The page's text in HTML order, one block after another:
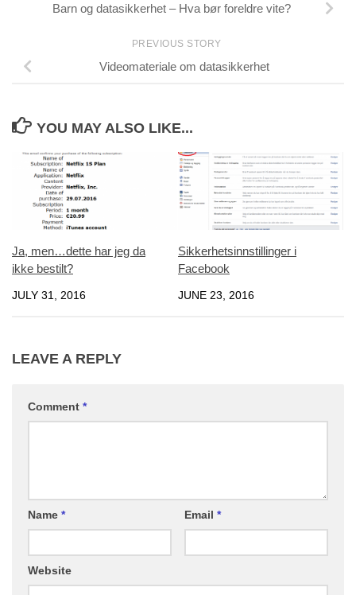
Barn og datasikkerhet – Hva bør foreldre vite?
PREVIOUS STORY
Videomateriale om datasikkerhet
YOU MAY ALSO LIKE...
Ja, men…dette har jeg da
ikke bestilt?
JULY 31, 2016
Sikkerhetsinnstillinger i
Facebook
JUNE 23, 2016
LEAVE A REPLY
Comment *
Name * Email *
Website